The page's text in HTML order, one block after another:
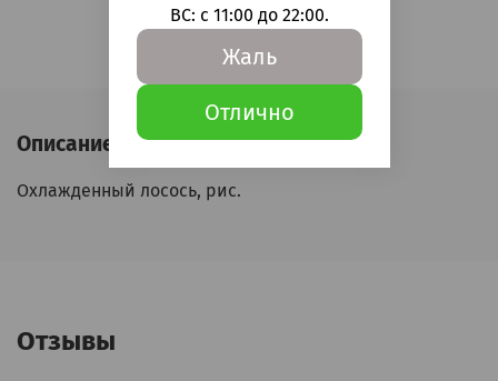
Описание
Охлажденный лосось, рис.
Отзывы
ВС: с 11:00 до 22:00.
Жаль
Отлично